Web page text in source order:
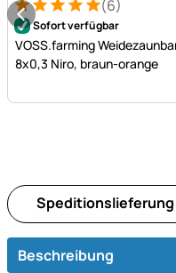
Bewertung: 5 von 5 (6
6 Bewertungen
(6)
Sofort verfügbar
VOSS.farming
8x0,3 Niro, braun-orange
Speditionslieferung
Beschreibung